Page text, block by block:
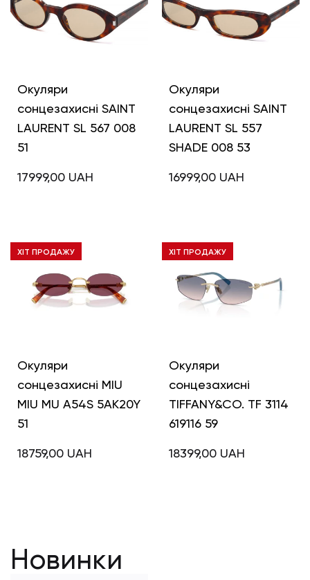
Окуляри
сонцезахисні SAINT
LAURENT SL 567 008
51
17999,00 UAH
Окуляри
сонцезахисні SAINT
LAURENT SL 557
SHADE 008 53
16999,00 UAH
ХІТ ПРОДАЖУ
Окуляри
сонцезахисні MIU
MIU MU A54S 5AK20Y
51
18759,00 UAH
ХІТ ПРОДАЖУ
Окуляри
сонцезахисні
TIFFANY&CO. TF 3114
619116 59
18399,00 UAH
Новинки